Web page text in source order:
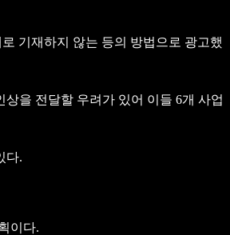
기재하지 않는 등의 방법으로 광고했
을 전달할 우려가 있어 이들 6개 사업
다.
이다.